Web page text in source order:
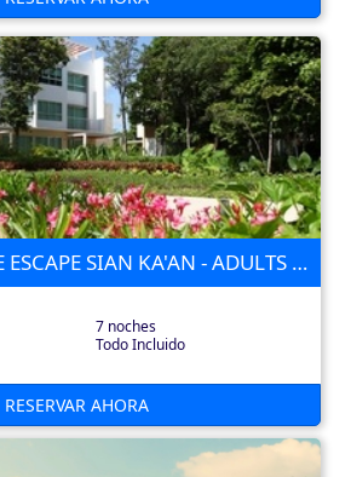
BAHIA PRINCIPE ESCAPE SIAN KA'AN - ADULTS ONLY 5E
7 noches
Todo Incluido
RESERVAR AHORA